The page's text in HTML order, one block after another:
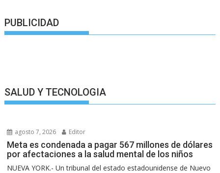
PUBLICIDAD
SALUD Y TECNOLOGIA
agosto 7, 2026 Editor
Meta es condenada a pagar 567 millones de dólares
por afectaciones a la salud mental de los niños
NUEVA YORK.- Un tribunal del estado estadounidense de Nuevo